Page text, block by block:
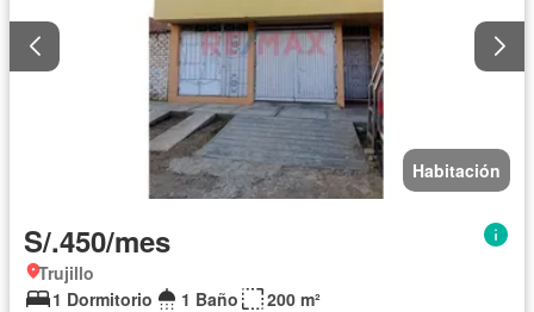
Habitación
S/.450/mes
Trujillo
1 Dormitorio
1 Baño
200 m²